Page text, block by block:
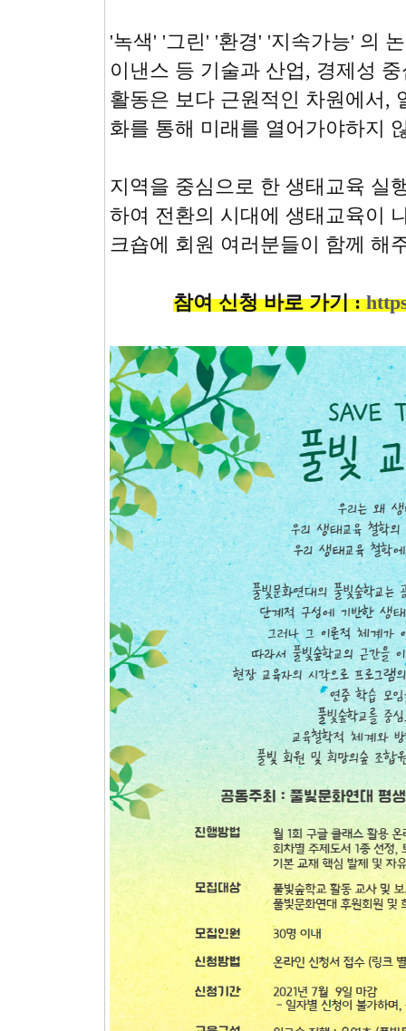
'녹색' '그린' '환경' '지속가능' 의
이낸스 등 기술과 산업, 경제성
활동은 보다 근원적인 차원에서,
화를 통해 미래를 열어가야하지
지역을 중심으로 한 생태교육 실
하여 전환의 시대에 생태교육이
크숍에 회원 여러분들이 함께 해
참여 신청 바로 가기 :